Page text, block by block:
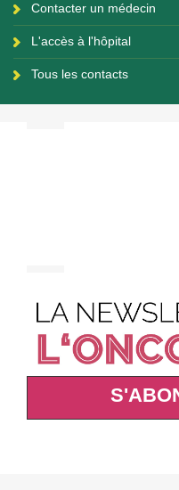
Contacter un médecin
L'accès à l'hôpital
Tous les contacts